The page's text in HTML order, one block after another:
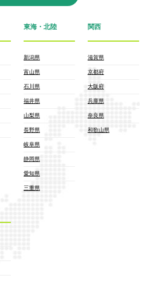
東海・北陸
新潟県
富山県
石川県
福井県
山梨県
長野県
岐阜県
静岡県
愛知県
三重県
関西
滋賀県
京都府
大阪府
兵庫県
奈良県
和歌山県